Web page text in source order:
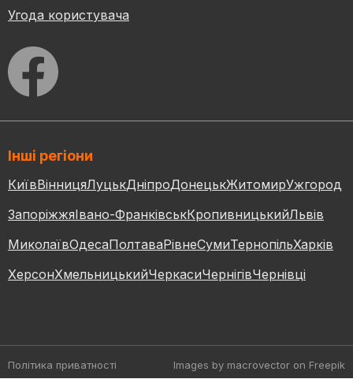
Угода користувача
Інші регіони
КиївВінницяЛуцькДніпроДонецькЖитомирУжгород
ЗапоріжжяІвано-ФранківськКропивницькийЛьвів
МиколаївОдесаПолтаваРівнеСумиТернопільХарків
ХерсонХмельницькийЧеркасиЧернігівЧернівці
Політика приватності Images by macrovector on Freepik